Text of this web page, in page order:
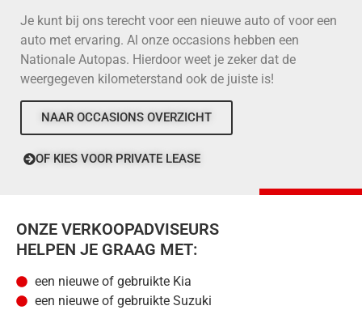
Je kunt bij ons terecht voor een nieuwe auto of voor een
auto met ervaring. Al onze occasions hebben een
Nationale Autopas. Hierdoor weet je zeker dat de
weergegeven kilometerstand ook de juiste is!
NAAR OCCASIONS OVERZICHT
OF KIES VOOR PRIVATE LEASE
ONZE VERKOOPADVISEURS
HELPEN JE GRAAG MET:
een nieuwe of gebruikte Kia
een nieuwe of gebruikte Suzuki